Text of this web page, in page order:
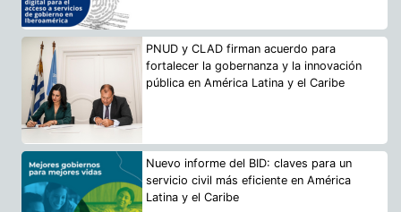
PNUD y CLAD firman acuerdo para
fortalecer la gobernanza y la innovación
pública en América Latina y el Caribe
Nuevo informe del BID: claves para un
servicio civil más eficiente en América
Latina y el Caribe